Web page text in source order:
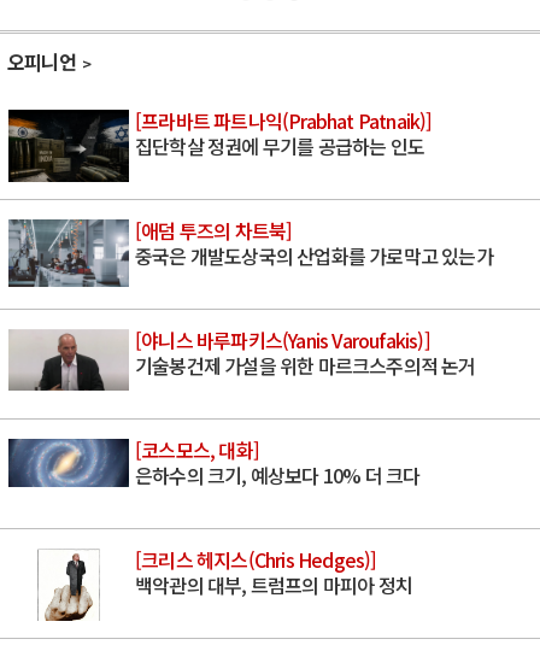
오피니언
[프라바트 파트나익(Prabhat Patnaik)]
집단학살 정권에 무기를 공급하는 인도
[애덤 투즈의 차트북]
중국은 개발도상국의 산업화를 가로막고 있는가
[야니스 바루파키스(Yanis Varoufakis)]
기술봉건제 가설을 위한 마르크스주의적 논거
[코스모스, 대화]
은하수의 크기, 예상보다 10% 더 크다
[크리스 헤지스(Chris Hedges)]
백악관의 대부, 트럼프의 마피아 정치